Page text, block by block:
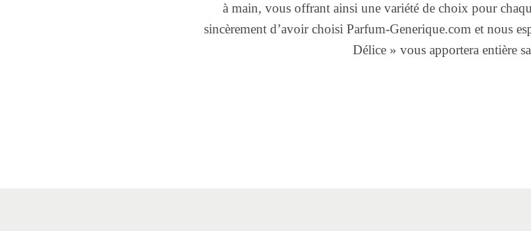
à main, vous offrant ainsi une variété de choix pour
sincèrement d’avoir choisi Parfum-Generique.com et nous
Délice » vous apportera entière